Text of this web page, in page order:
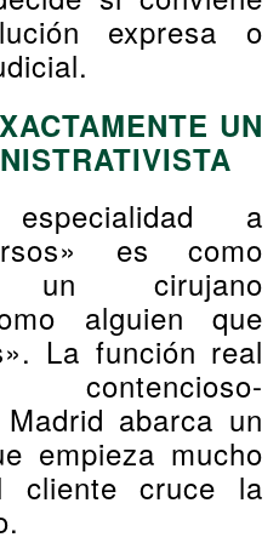
expresa o
UN
a
es como
cirujano
alguien que
La función real
abarca un
empieza mucho
cliente cruce la